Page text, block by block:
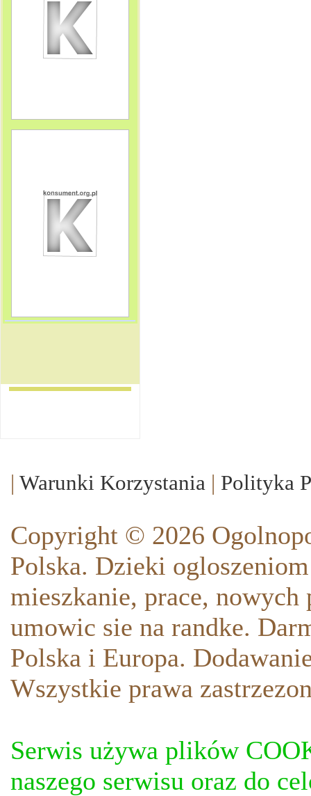
| Warunki Korzystania | Polityka
Copyright © 2026
Polska. Dzieki
mieszkanie, prace,
umowic sie na randke.
Polska i Europa.
Wszystkie prawa
Serwis używa plików
naszego serwisu oraz do